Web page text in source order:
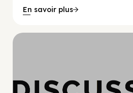
En savoir plus